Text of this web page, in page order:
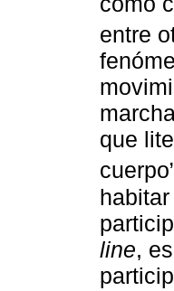
entre
que
line,